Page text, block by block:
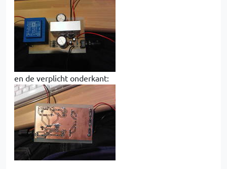
en de verplicht onderkant: